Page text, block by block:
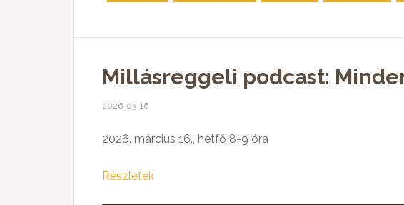
Millásreggeli podcast:
2026-03-16
2026. március 16., hétfő 8-9 óra
Részletek